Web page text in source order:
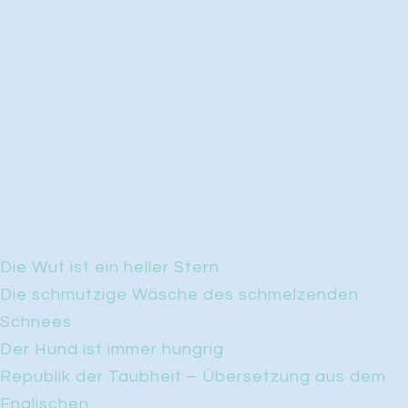
Die Wut ist ein heller Stern
Die schmutzige Wäsche des schmelzenden
Schnees
Der Hund ist immer hungrig
Republik der Taubheit – Übersetzung aus dem
Englischen